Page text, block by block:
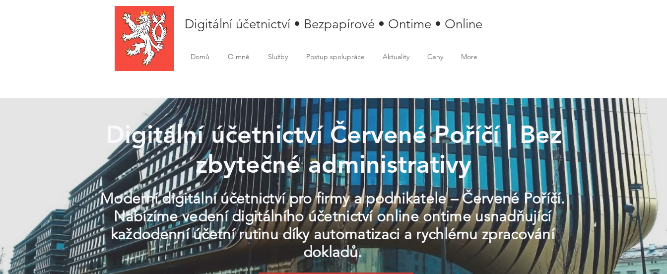
Digitální účetnictví • Bezpapírové • Ontime • Online
Domů O mně Služby Postup spolupráce Aktuality Ceny More
Digitální účetnictví Červené Poříčí | Bez
zbytečné administrativy
Moderní digitální účetnictví pro firmy a podnikatele – Červené Poříčí.
Nabízíme vedení digitálního účetnictví online ontime usnadňující
každodenní účetní rutinu díky automatizaci a rychlému zpracování
dokladů.